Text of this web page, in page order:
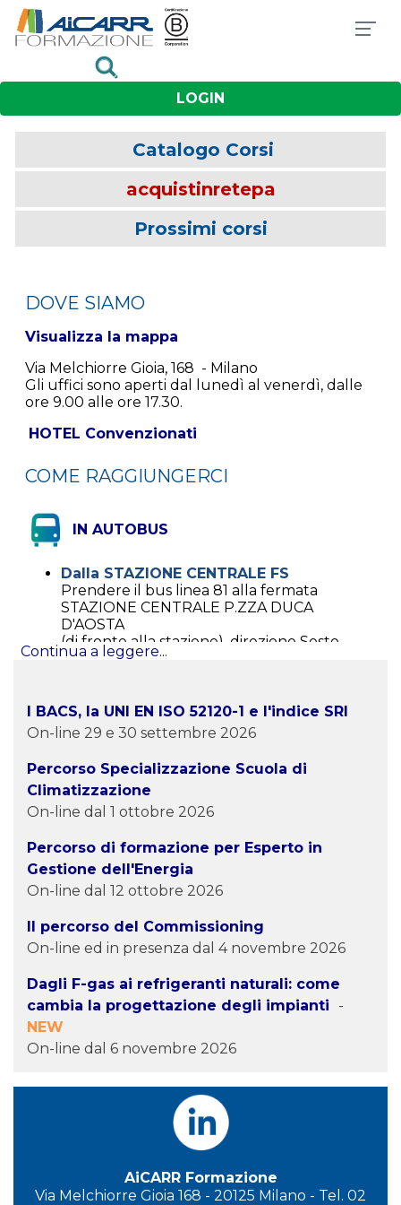
LOGIN
Catalogo Corsi
acquistinretepa
Prossimi corsi
I BACS, la UNI EN ISO 52120-1 e l'indice SRI
On-line 29 e 30 settembre 2026
Percorso Specializzazione Scuola di
Climatizzazione
On-line dal 1 ottobre 2026
Percorso di formazione per Esperto in
Gestione dell'Energia
On-line dal 12 ottobre 2026
Il percorso del Commissioning
On-line ed in presenza dal 4 novembre 2026
Dagli F-gas ai refrigeranti naturali: come
cambia la progettazione degli impianti -
NEW
On-line dal 6 novembre 2026
DOVE SIAMO
Visualizza la mappa
Via Melchiorre Gioia, 168 - Milano
Gli uffici sono aperti dal lunedì al venerdì, dalle
ore 9.00 alle ore 17.30.
HOTEL Convenzionati
COME RAGGIUNGERCI
IN AUTOBUS
Dalla STAZIONE CENTRALE FS
Prendere il bus linea 81 alla fermata
STAZIONE CENTRALE P.ZZA DUCA
D'AOSTA
(di fronte alla stazione), direzione Sesto
Marelli, per 5 fermate. Scendere alla
DA QUALSIASI ALTRA ZONA DI MILANO
Fai click sul logo dell'ATM per impostare il
percorso di partenza e arrivo
IN TRENO
Dalla STAZIONE CENTRALE FS
collegamento diretto con il bus linea 81
IN AUTO
Tangenziale Nord (direzione Milano Viale
Zara), uscita Viale Zara. Proseguire diritto
per Milano per 8 km fino a Piazzale
Lagosta, quindi a sinistra in via Pola e dopo
Continua a leggere...
AiCARR Formazione
Via Melchiorre Gioia 168 - 20125 Milano - Tel. 02